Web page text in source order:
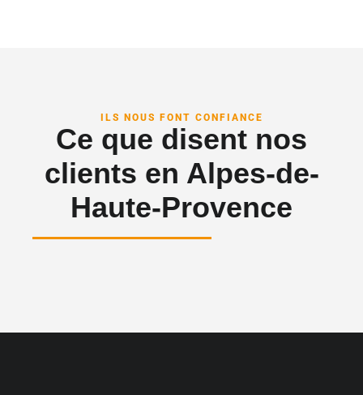
ILS NOUS FONT CONFIANCE
Ce que disent nos
clients en Alpes-de-
Haute-Provence